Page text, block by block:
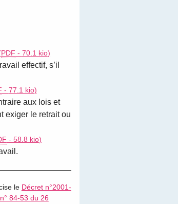
PDF - 70.1 kio)
effectif, s’il
- 77.1 kio)
aux lois et
exiger le retrait ou
- 58.8 kio)
le Décret n°2001-
84-53 du 26